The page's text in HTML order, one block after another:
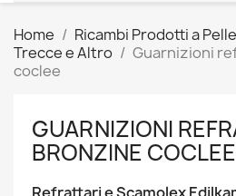
Home Ricambi Prodotti a
Trecce e Altro
Guarnizioni
coclee
GUARNIZIONI
BRONZINE COCLEE